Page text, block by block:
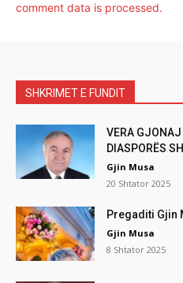
comment data is processed.
SHKRIMET E FUNDIT
VERA GJONAJ
DIASPORËS
Gjin Musa
20 Shtator 2025
Pregaditi Gjin
Gjin Musa
8 Shtator 2025